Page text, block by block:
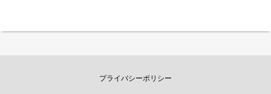
プライバシーポリシー